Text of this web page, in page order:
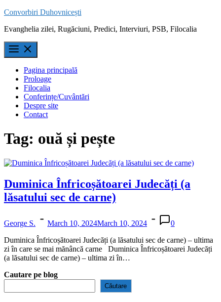
Skip
content
Convorbiri Duhovnicești
Evanghelia zilei, Rugăciuni, Predici, Interviuri, PSB, Filocalia
Pagina principală
Proloage
Filocalia
Conferințe/Cuvântări
Despre site
Contact
Tag: ouă și pește
Duminica Înfricoșătoarei Judecăți (a
lăsatului sec de carne)
George S. March 10, 2024March 10, 2024
0
Duminica Înfricoșătoarei Judecăți (a lăsatului sec de carne) – ultima
zi în care se mai mănâncă carne Duminica Înfricoșătoarei Judecăți
(a lăsatului sec de carne) – ultima zi în…
Cautare pe blog
Căutare